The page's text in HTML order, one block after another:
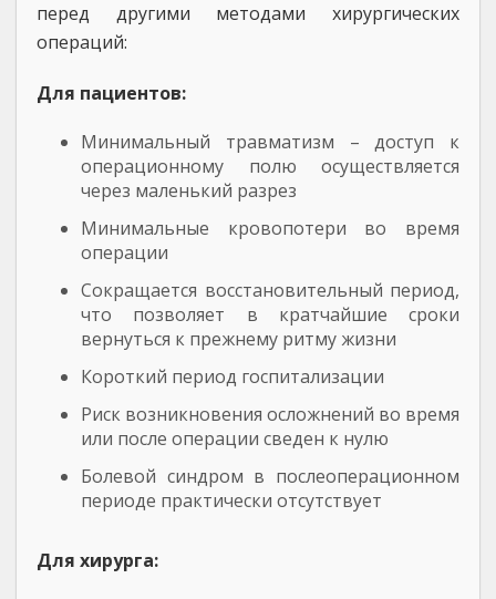
перед другими методами хирургических
операций:
Для пациентов:
Минимальный травматизм – доступ к
операционному полю осуществляется
через маленький разрез
Минимальные кровопотери во время
операции
Сокращается восстановительный период,
что позволяет в кратчайшие сроки
вернуться к прежнему ритму жизни
Короткий период госпитализации
Риск возникновения осложнений во время
или после операции сведен к нулю
Болевой синдром в послеоперационном
периоде практически отсутствует
Для хирурга: